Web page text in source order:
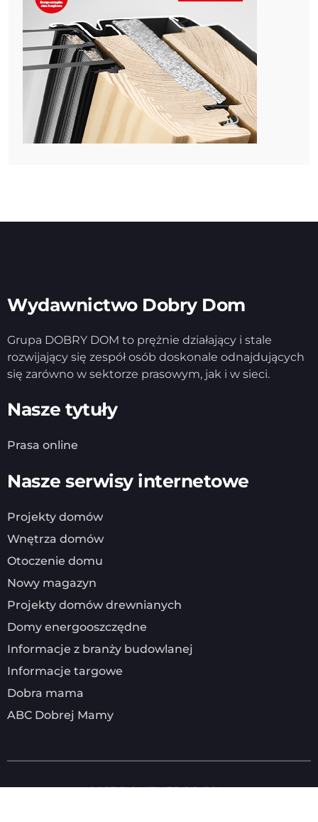
Wydawnictwo Dobry Dom
Grupa DOBRY DOM to prężnie działający i stale
rozwijający się zespół osób doskonale odnajdujących
się zarówno w sektorze prasowym, jak i w sieci.
Nasze tytuły
Prasa online
Nasze serwisy internetowe
Projekty domów
Wnętrza domów
Otoczenie domu
Nowy magazyn
Projekty domów drewnianych
Domy energooszczędne
Informacje z branży budowlanej
Informacje targowe
Dobra mama
ABC Dobrej Mamy
2025DOMENERGO.COM